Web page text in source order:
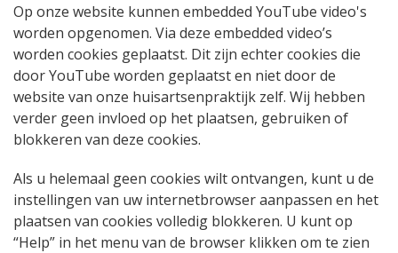
Op onze website kunnen embedded YouTube video's
worden opgenomen. Via deze embedded video’s
worden cookies geplaatst. Dit zijn echter cookies die
door YouTube worden geplaatst en niet door de
website van onze huisartsenpraktijk zelf. Wij hebben
verder geen invloed op het plaatsen, gebruiken of
blokkeren van deze cookies.
Als u helemaal geen cookies wilt ontvangen, kunt u de
instellingen van uw internetbrowser aanpassen en het
plaatsen van cookies volledig blokkeren. U kunt op
“Help” in het menu van de browser klikken om te zien